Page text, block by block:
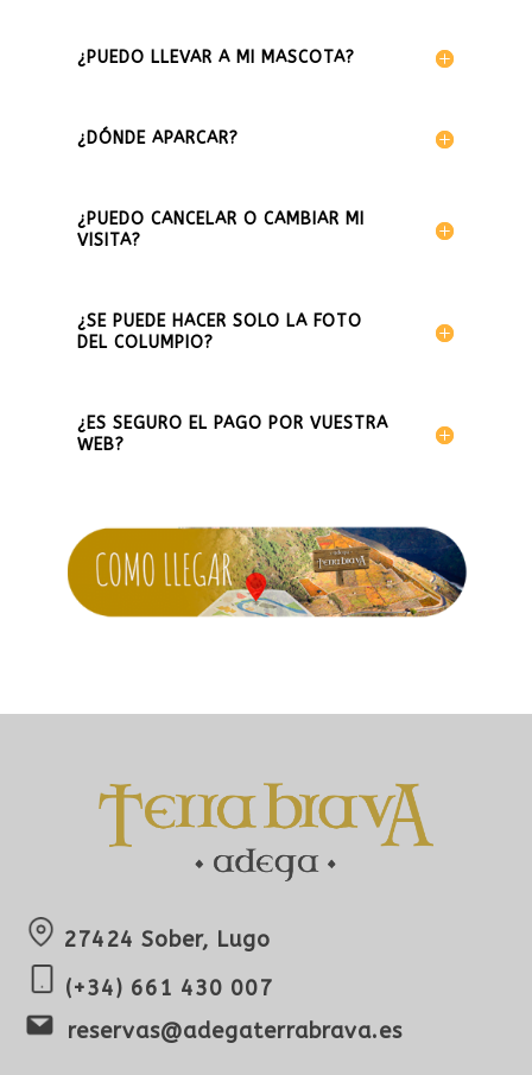
¿PUEDO LLEVAR A MI MASCOTA?
¿DÓNDE APARCAR?
¿PUEDO CANCELAR O CAMBIAR MI
VISITA?
¿SE PUEDE HACER SOLO LA FOTO
DEL COLUMPIO?
¿ES SEGURO EL PAGO POR VUESTRA
WEB?
27424 Sober, Lugo
(+34) 661 430 007
reservas@adegaterrabrava.es